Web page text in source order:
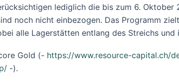
lediglich die bis zum 6.
noch nicht einbezogen. Das Programm
alle Lagerstätten entlang des Streichs
Gold (- https://www.resource-capital.ch/
-).